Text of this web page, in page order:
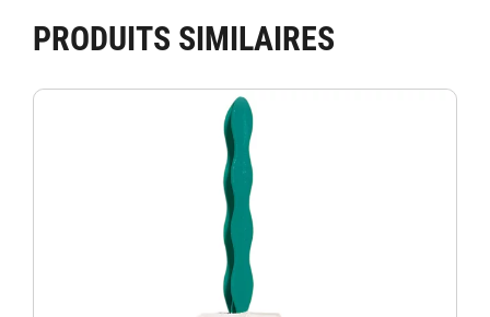
PRODUITS SIMILAIRES